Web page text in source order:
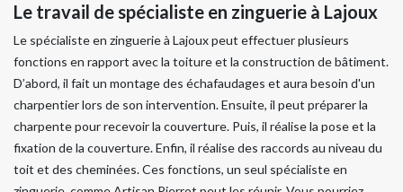
Le travail de spécialiste en zinguerie à Lajoux
Le spécialiste en zinguerie à Lajoux peut effectuer plusieurs
fonctions en rapport avec la toiture et la construction de bâtiment.
D’abord, il fait un montage des échafaudages et aura besoin d'un
charpentier lors de son intervention. Ensuite, il peut préparer la
charpente pour recevoir la couverture. Puis, il réalise la pose et la
fixation de la couverture. Enfin, il réalise des raccords au niveau du
toit et des cheminées. Ces fonctions, un seul spécialiste en